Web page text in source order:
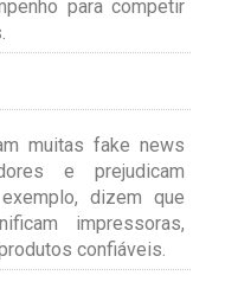
para competir
muitas fake news
e prejudicam
dizem que
impressoras,
confiáveis.